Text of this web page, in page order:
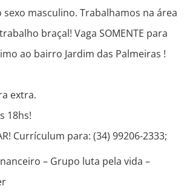
sexo masculino. Trabalhamos na área
braçal! Vaga SOMENTE para
ao bairro Jardim das Palmeiras !
extra.
18hs!
Currículum para: (34) 99206-2333;
– Grupo luta pela vida –